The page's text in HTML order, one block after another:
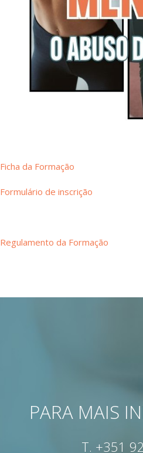
Ficha da Formação
Formulário de inscrição
Regulamento da Formação
PARA MAIS
T. +351